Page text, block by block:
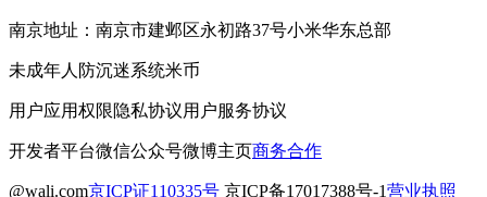
南京地址：南京市建邺区永初路37号小米华东总部
未成年人防沉迷系统米币
用户应用权限隐私协议用户服务协议
开发者平台微信公众号微博主页商务合作
@wali.com京ICP证110335号 京ICP备17017388号-1营业执照